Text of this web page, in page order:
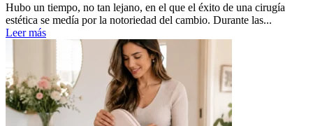
Hubo un tiempo, no tan lejano, en el que el éxito de una cirugía
estética se medía por la notoriedad del cambio. Durante las...
Leer más